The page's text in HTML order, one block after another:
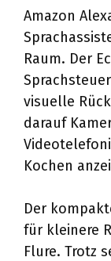
Amazon
Raum. Der
visuelle
darauf
Kochen
Der
für kleinere
Flure. Trotz